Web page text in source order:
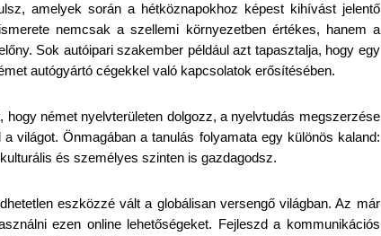
amelyek során a hétköznapokhoz képest kihívást jelentő
nemcsak a szellemi környezetben értékes, hanem a
Sok autóipari szakember például azt tapasztalja, hogy egy
autógyártó cégekkel való kapcsolatok erősítésében.
német nyelvterületen dolgozz, a nyelvtudás megszerzése
világot. Önmagában a tanulás folyamata egy különös kaland:
és személyes szinten is gazdagodsz.
eszközzé vált a globálisan versengő világban. Az már
ezen online lehetőségeket. Fejleszd a kommunikációs